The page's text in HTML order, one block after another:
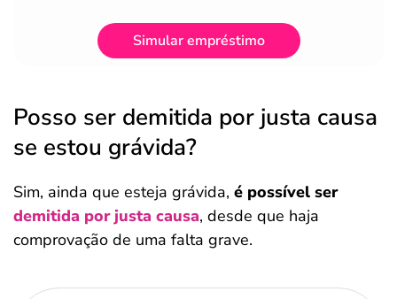
Simular empréstimo
Posso ser demitida por justa causa
se estou grávida?
Sim, ainda que esteja grávida, é possível ser
demitida por justa causa, desde que haja
comprovação de uma falta grave.